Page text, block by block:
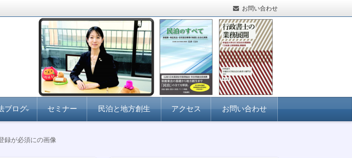
お問い合わせ
ブログ
産特定共同事
て』
ウドファンデ
業化のポイン
の研究』
ス
ケティング
セミナー 民泊と地方創生 アクセス お問い合わせ
録が必須にの画像